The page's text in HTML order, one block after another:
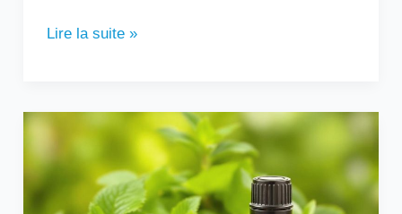
Lire la suite »
Peut-
boire